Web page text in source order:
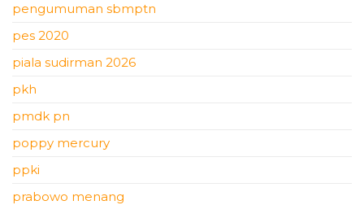
pengumuman sbmptn
pes 2020
piala sudirman 2026
pkh
pmdk pn
poppy mercury
ppki
prabowo menang